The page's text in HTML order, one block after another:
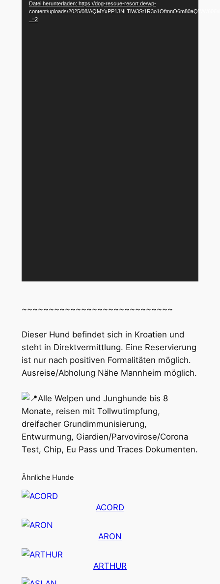
Datei herunterladen: https://dog-rescue-resort.de/wp-
content/uploads/2025/08/
_=2
~~~~~~~~~~~~~~~~~~~~~~~~~~~~
Dieser Hund befindet sich in Kroatien und
steht in Direktvermittlung. Eine Reservierung
ist nur nach positiven Formalitäten möglich.
Ausreise/Abholung Nähe Mannheim möglich.
Alle Welpen und Junghunde bis 8
Monate, reisen mit Tollwutimpfung,
dreifacher Grundimmunisierung,
Entwurmung, Giardien/Parvovirose/Corona
Test, Chip, Eu Pass und Traces Dokumenten.
Ähnliche Hunde
ACORD
ARON
ARTHUR